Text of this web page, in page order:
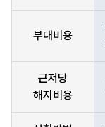
부대비용
근저당
해지비용